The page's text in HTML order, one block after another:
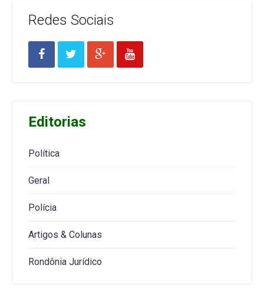
Redes Sociais
Editorias
Política
Geral
Polícia
Artigos & Colunas
Rondônia Jurídico